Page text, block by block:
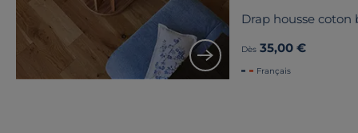
Drap housse coton
Dès 35,00 €
Français